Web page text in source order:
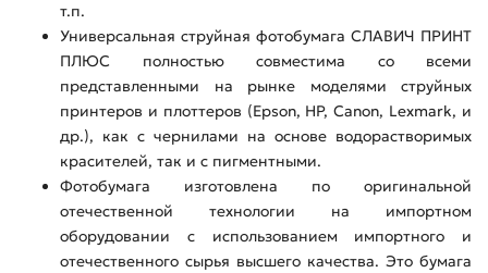
т.п.
Универсальная струйная фотобумага СЛАВИЧ ПРИНТ
ПЛЮС полностью совместима со всеми
представленными на рынке моделями струйных
принтеров и плоттеров (Epson, HP, Canon, Lexmark, и
др.), как с чернилами на основе водорастворимых
красителей, так и с пигментными.
Фотобумага изготовлена по оригинальной
отечественной технологии на импортном
оборудовании с использованием импортного и
отечественного сырья высшего качества. Это бумага